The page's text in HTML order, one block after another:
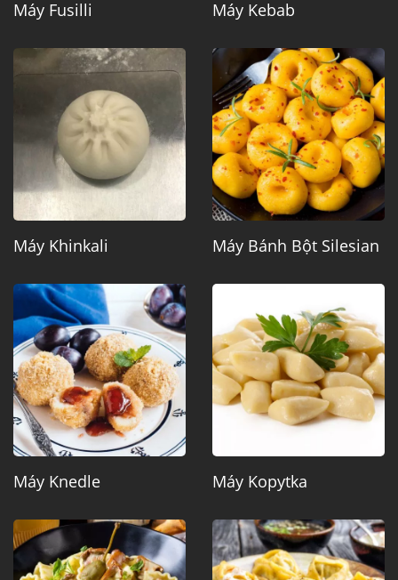
Máy Fusilli Máy Kebab
Máy Khinkali Máy Bánh Bột Silesian
Máy Knedle Máy Kopytka